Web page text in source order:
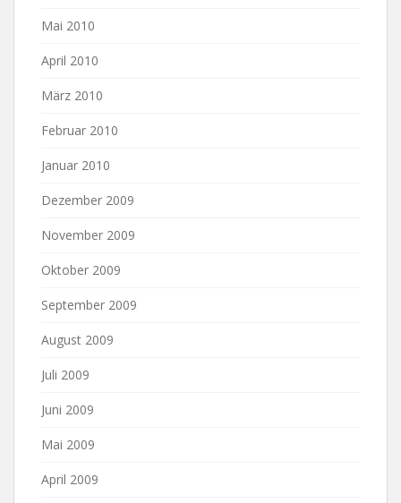
Mai 2010
April 2010
März 2010
Februar 2010
Januar 2010
Dezember 2009
November 2009
Oktober 2009
September 2009
August 2009
Juli 2009
Juni 2009
Mai 2009
April 2009